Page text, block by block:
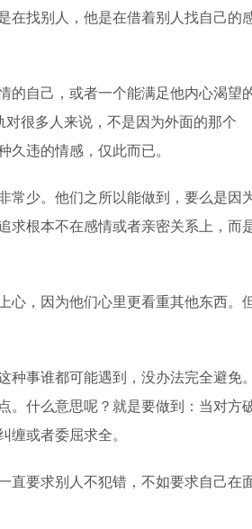
在找别人，他是在借着别人找自己的
自己，或者一个能满足他内心渴望
很多人来说，不是因为外面的那个
违的情感，仅此而已。
少。他们之所以能做到，要么是因
求根本不在感情或者亲密关系上，而
，因为他们心里更看重其他东西。
事谁都可能遇到，没办法完全避免。
。什么意思呢？就是要做到：当对方
或者委屈求全。
要求别人不犯错，不如要求自己在